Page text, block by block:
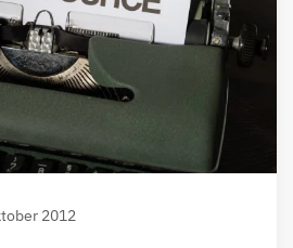
2012